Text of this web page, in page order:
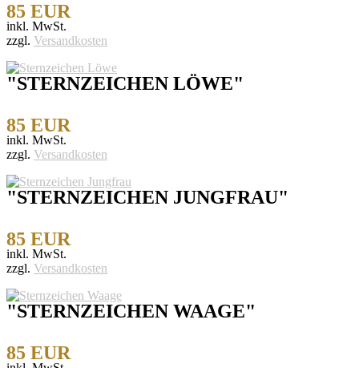
85 EUR
inkl. MwSt.
zzgl. Versandkosten
"STERNZEICHEN LÖWE"
85 EUR
inkl. MwSt.
zzgl. Versandkosten
"STERNZEICHEN JUNGFRAU"
85 EUR
inkl. MwSt.
zzgl. Versandkosten
"STERNZEICHEN WAAGE"
85 EUR